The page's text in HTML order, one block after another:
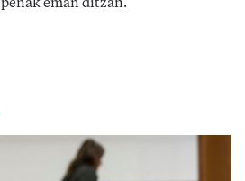
eman ditzan.